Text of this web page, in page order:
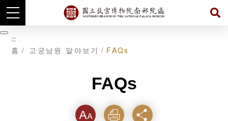
주
요
暫 :::
홈 고궁남원 알아보기 FAQs
FAQs
텍스
인쇄 공유